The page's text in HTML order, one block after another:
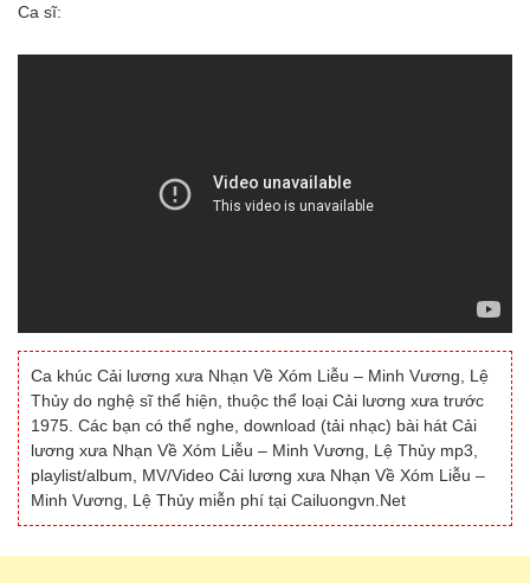
Ca sĩ:
Ca khúc Cải lương xưa Nhạn Về Xóm Liễu – Minh Vương, Lệ
Thủy do nghệ sĩ thể hiện, thuộc thể loại Cải lương xưa trước
1975. Các bạn có thể nghe, download (tải nhạc) bài hát Cải
lương xưa Nhạn Về Xóm Liễu – Minh Vương, Lệ Thủy mp3,
playlist/album, MV/Video Cải lương xưa Nhạn Về Xóm Liễu –
Minh Vương, Lệ Thủy miễn phí tại Cailuongvn.Net